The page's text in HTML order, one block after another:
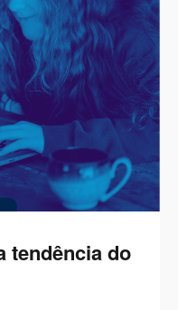
tendência do